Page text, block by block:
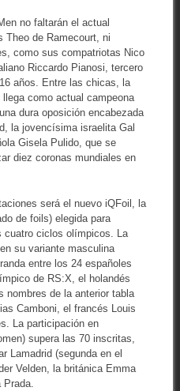
no faltarán el actual
Theo de Ramecourt, ni
como sus compatriotas Nico
Riccardo Pianosi, tercero
años. Entre las chicas, la
como actual campeona
dura oposición encabezada
la jovencísima israelita Gal
Gisela Pulido, que se
diez coronas mundiales en
será el nuevo iQFoil, la
de foils) elegida para
cuatro ciclos olímpicos. La
su variante masculina
entre los 24 españoles
de RS:X, el holandés
nombres de la anterior tabla
Camboni, el francés Louis
La participación en
supera las 70 inscritas,
Lamadrid (segunda en el
Velden, la británica Emma